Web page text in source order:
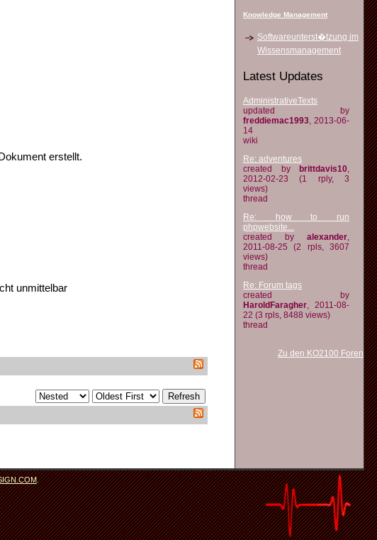
erstellt.
unmittelbar
Knowledge Management
Softwareunterst�tzung im
Wissensmanagement
Latest Updates
AdministrativeTexts
updated by
freddiemac1993, 2013-06-
14
wiki
Re: adventures
created by
brittdavis10,
2012-02-23 (1 rply, 3
views)
thread
Re: how to run
phpwebsite...
created by alexander,
2011-08-25 (2 rpls, 3607
views)
thread
Re: Forum tags
created by
HaroldFaragher, 2011-08-
22 (3 rpls, 8488 views)
thread
Zu den KO2100 Foren
.